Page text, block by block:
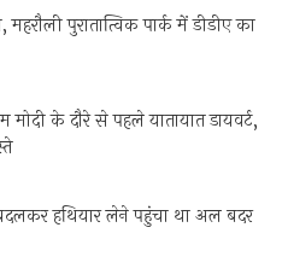
पुरातात्विक पार्क में डीडीए का
के दौरे से पहले यातायात डायवर्ट,
हथियार लेने पहुंचा था अल बदर